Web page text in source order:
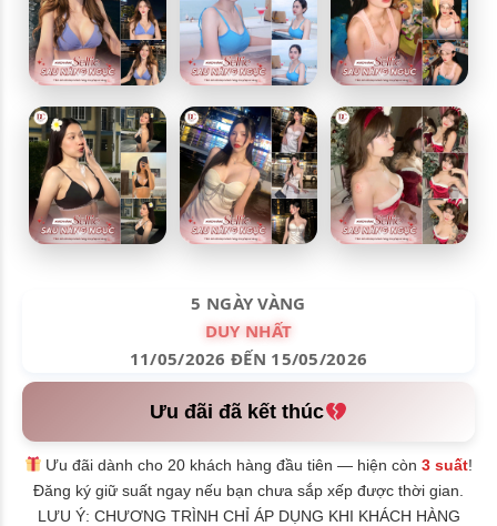
5 NGÀY VÀNG
DUY NHẤT
11/05/2026 ĐẾN 15/05/2026
Ưu đãi đã kết thúc
Ưu đãi dành cho 20 khách hàng đầu tiên — hiện còn3 suất!
Đăng ký giữ suất ngay nếu bạn chưa sắp xếp được thời gian.
LƯU Ý: CHƯƠNG TRÌNH CHỈ ÁP DỤNG KHI KHÁCH HÀNG